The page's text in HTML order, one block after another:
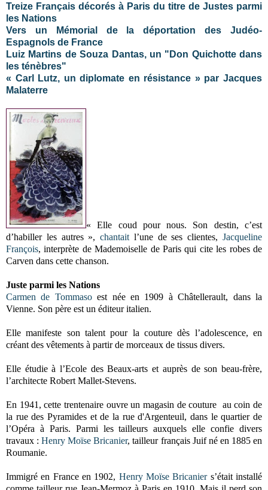
Treize Français décorés à Paris du titre de Justes parmi
les Nations
Vers un Mémorial de la déportation des Judéo-
Espagnols de France
Luiz Martins de Souza Dantas, un "Don Quichotte dans
les ténèbres"
« Carl Lutz, un diplomate en résistance » par Jacques
Malaterre
« Elle coud pour nous. Son destin, c’est
d’habiller les autres »,chantait l’une de ses clientes,Jacqueline
François, interprète de Mademoiselle de Paris qui cite les robes de
Carven dans cette chanson.
Juste parmi les Nations
Carmen de Tommasoest née en 1909 à Châtellerault, dans la
Vienne. Son père est un éditeur italien.
Elle manifeste son talent pour la couture dès l’adolescence, en
créant des vêtements à partir de morceaux de tissus divers.
Elle étudie à l’Ecole des Beaux-arts et auprès de son beau-frère,
l’architecte Robert Mallet-Stevens.
En 1941, cette trentenaire ouvre un magasin de couture au coin de
la rue des Pyramides et de la rue d'Argenteuil, dans le quartier de
l’Opéra à Paris. Parmi les tailleurs auxquels elle confie divers
travaux :Henry Moïse Bricanier, tailleur français Juif né en 1885 en
Roumanie.
Immigré en France en 1902, Henry Moïse Bricaniers’était installé